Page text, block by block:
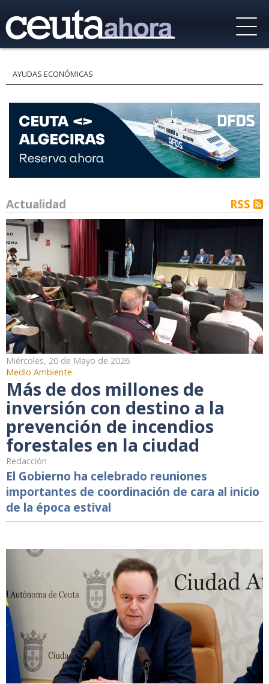
AYUDAS ECONÓMICAS
Actualidad RSS
Miércoles, 20 de Mayo de 2026
Medio Ambiente
Más de dos millones de
inversión con destino a la
prevención de incendios
forestales en la ciudad
Redacción
El Gobierno ha celebrado reuniones
importantes de coordinación de cara al inicio
de la época estival